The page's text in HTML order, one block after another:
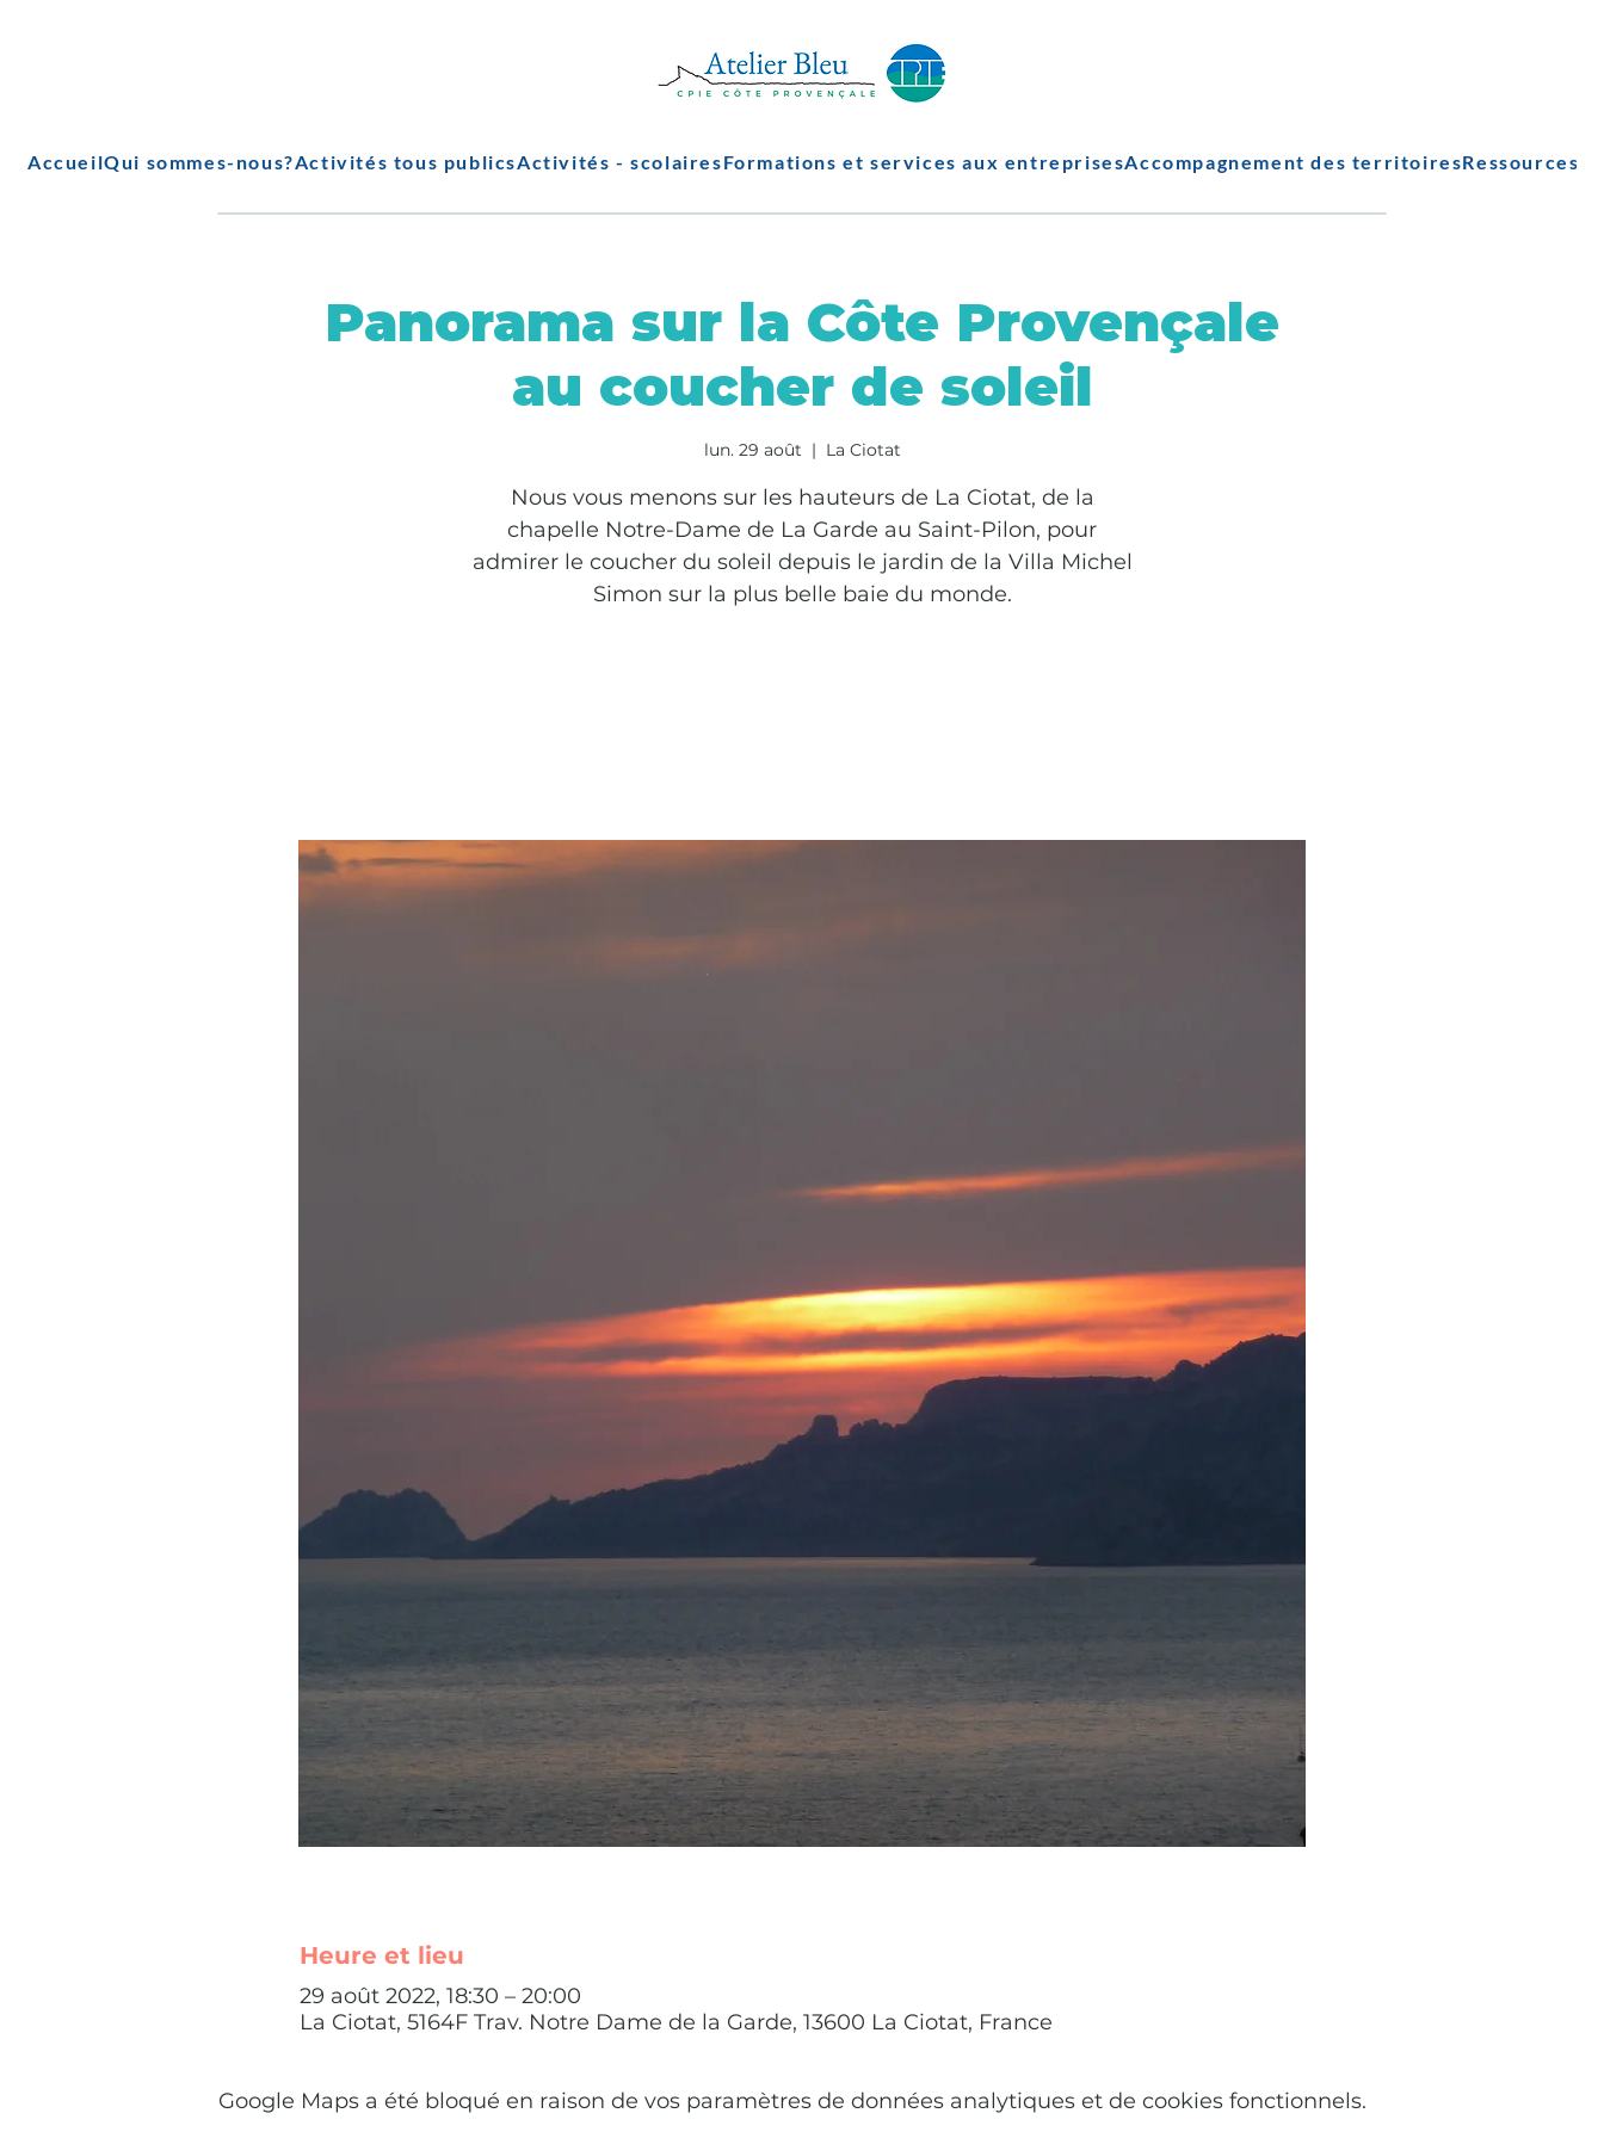
AccueilQui sommes-nous?Activités tous publicsActivités - scolairesFormations et services aux entreprisesAccompagnement des territoiresRessources
Panorama sur la Côte Provençale
au coucher de soleil
lun. 29 août
  |
La Ciotat
Nous vous menons sur les hauteurs de La Ciotat, de la
chapelle Notre-Dame de La Garde au Saint-Pilon, pour
admirer le coucher du soleil depuis le jardin de la Villa Michel
Simon sur la plus belle baie du monde.
Heure et lieu
29 août 2022, 18:30 – 20:00
La Ciotat, 5164F Trav. Notre Dame de la Garde, 13600 La Ciotat, France
Google Maps a été bloqué en raison de vos paramètres de données analytiques et de cookies fonctionnels.